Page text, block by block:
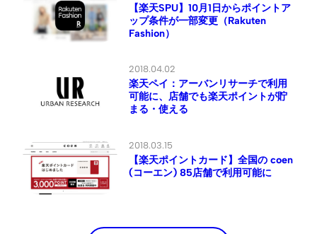
【楽天SPU】10月1日からポイントア
ップ条件が一部変更（Rakuten
Fashion）
2018.04.02
楽天ペイ：アーバンリサーチで利用
可能に、店舗でも楽天ポイントが貯
まる・使える
2018.03.15
【楽天ポイントカード】全国の coen
(コーエン) 85店舗で利用可能に